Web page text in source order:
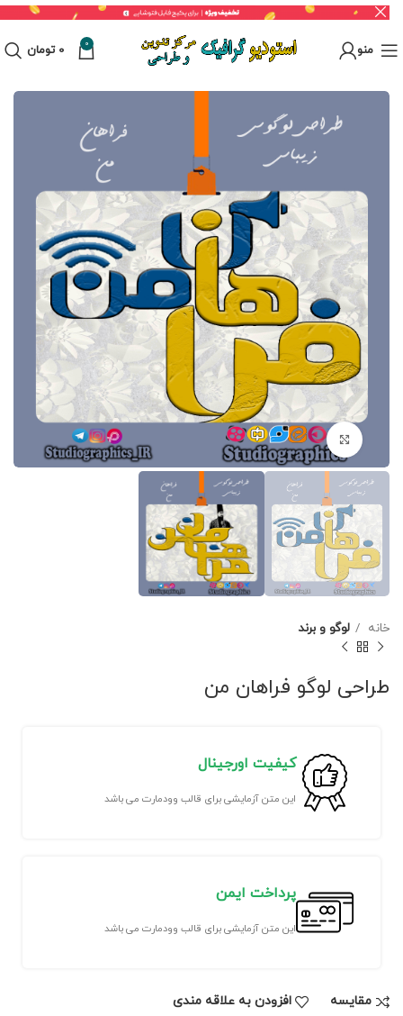
منو 0
0 تومان
برای بزرگنمایی کلیک کنید
خانه لوگو و برند
طراحی لوگو فراهان من
کیفیت اورجینال
این متن آزمایشی برای قالب وودمارت می باشد
پرداخت ایمن
این متن آزمایشی برای قالب وودمارت می باشد
مقايسه افزودن به علاقه مندی